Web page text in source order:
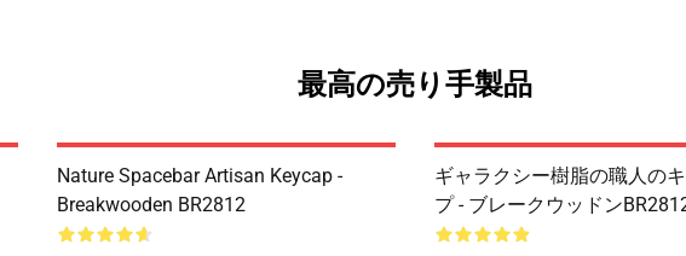
最高の売り手製品
Nature Spacebar Artisan Keycap -
Breakwooden BR2812
ギャラクシー樹脂の職人の
プ - ブレークウッドン